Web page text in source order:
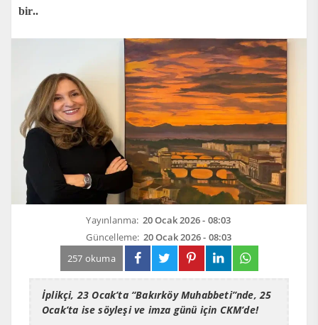
bir..
Yayınlanma: 20 Ocak 2026 - 08:03
Güncelleme: 20 Ocak 2026 - 08:03
257 okuma
İplikçi, 23 Ocak’ta “Bakırköy Muhabbeti”nde, 25
Ocak’ta ise söyleşi ve imza günü için CKM’de!